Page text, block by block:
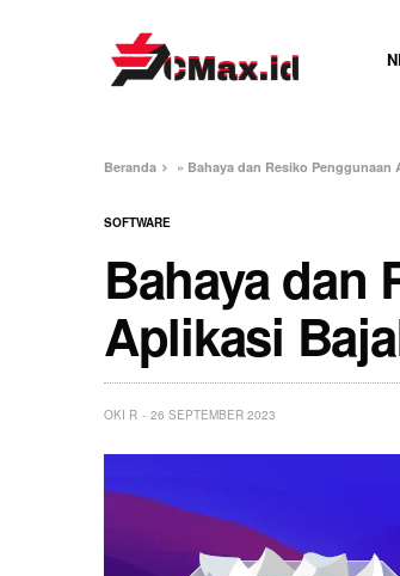
Beranda » Bahaya dan Resiko
SOFTWARE
Bahaya dan
Aplikasi
OKI R 26 SEPTEMBER 2023